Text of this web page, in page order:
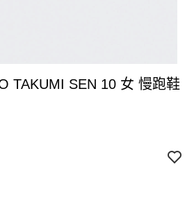
TAKUMI SEN 10 女 慢跑鞋